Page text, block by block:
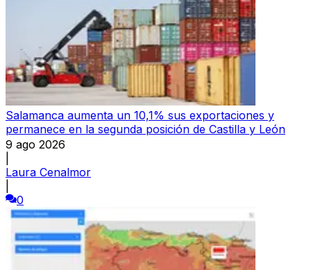
Salamanca aumenta un 10,1% sus exportaciones y
permanece en la segunda posición de Castilla y León
9 ago 2026
Laura Cenalmor
0